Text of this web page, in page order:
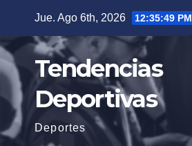
contenido
Jue. Ago 6th, 2026 12:35:50 PM
Tendencias
Deportivas
Deportes